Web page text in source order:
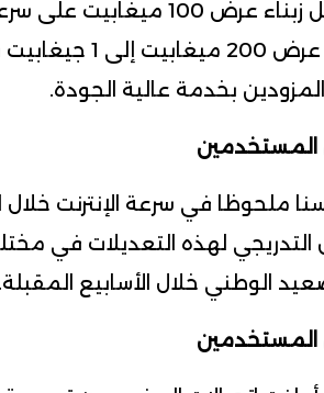
ميغابيت، في حين سترتفع سرعة
بخدمة عالية الجودة.
المستخدمين
ملحوظا في سرعة الإنترنت خلال
التدريجي لهذه التعديلات في
الوطني خلال الأسابيع المقبلة.
المستخدمين